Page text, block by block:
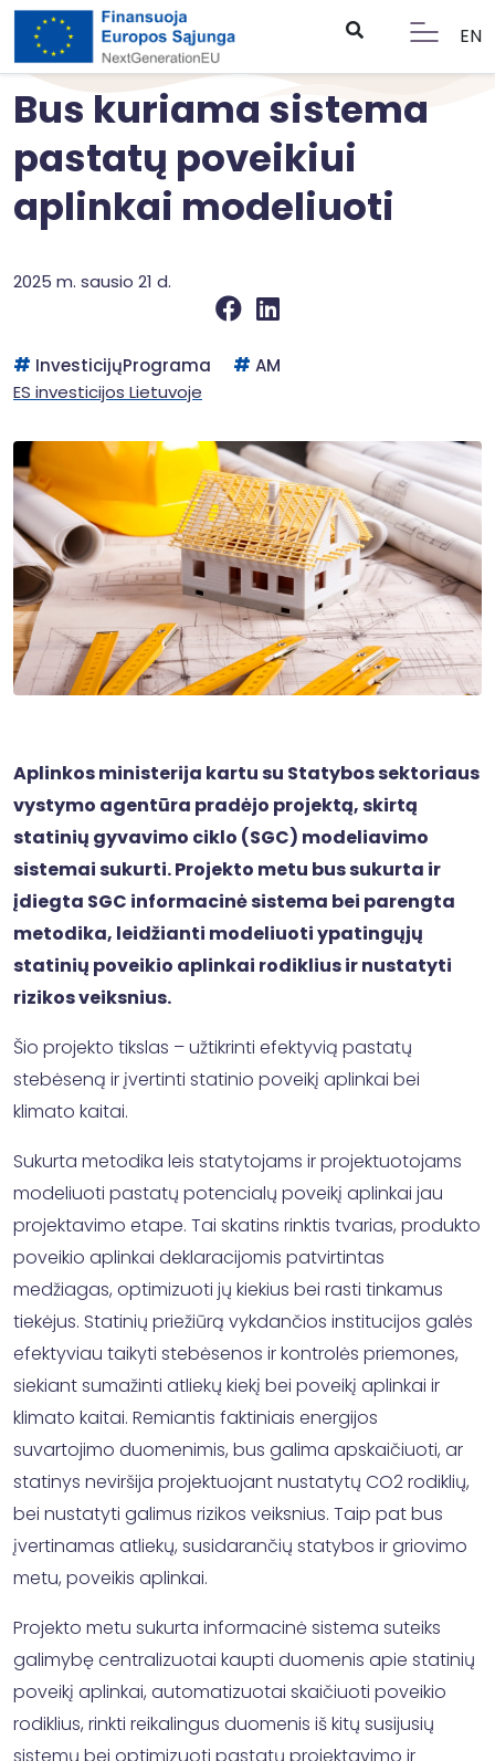
EN
Bus kuriama sistema
pastatų poveikiui
aplinkai modeliuoti
2025 m. sausio 21 d.
InvesticijųPrograma
AM
ES investicijos Lietuvoje
Aplinkos ministerija kartu su Statybos sektoriaus
vystymo agentūra pradėjo projektą, skirtą
statinių gyvavimo ciklo (SGC) modeliavimo
sistemai sukurti. Projekto metu bus sukurta ir
įdiegta SGC informacinė sistema bei parengta
metodika, leidžianti modeliuoti ypatingųjų
statinių poveikio aplinkai rodiklius ir nustatyti
rizikos veiksnius.
Šio projekto tikslas – užtikrinti efektyvią pastatų
stebėseną ir įvertinti statinio poveikį aplinkai bei
klimato kaitai.
Sukurta metodika leis statytojams ir projektuotojams
modeliuoti pastatų potencialų poveikį aplinkai jau
projektavimo etape. Tai skatins rinktis tvarias, produkto
poveikio aplinkai deklaracijomis patvirtintas
medžiagas, optimizuoti jų kiekius bei rasti tinkamus
tiekėjus. Statinių priežiūrą vykdančios institucijos galės
efektyviau taikyti stebėsenos ir kontrolės priemones,
siekiant sumažinti atliekų kiekį bei poveikį aplinkai ir
klimato kaitai. Remiantis faktiniais energijos
suvartojimo duomenimis, bus galima apskaičiuoti, ar
statinys neviršija projektuojant nustatytų CO2 rodiklių,
bei nustatyti galimus rizikos veiksnius. Taip pat bus
įvertinamas atliekų, susidarančių statybos ir griovimo
metu, poveikis aplinkai.
Projekto metu sukurta informacinė sistema suteiks
galimybę centralizuotai kaupti duomenis apie statinių
poveikį aplinkai, automatizuotai skaičiuoti poveikio
rodiklius, rinkti reikalingus duomenis iš kitų susijusių